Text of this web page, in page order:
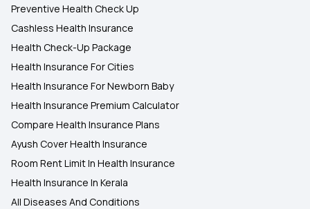
Preventive Health Check Up
Cashless Health Insurance
Health Check-Up Package
Health Insurance For Cities
Health Insurance For Newborn Baby
Health Insurance Premium Calculator
Compare Health Insurance Plans
Ayush Cover Health Insurance
Room Rent Limit In Health Insurance
Health Insurance In Kerala
All Diseases And Conditions